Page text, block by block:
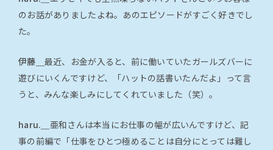
のお話がありましたよね。あのエピソードがすごく好きでし
た。
伊藤＿ 最近、お金が入ると、前に働いていたガールズバーに
遊びにいくんですけど、「ハットの話書いたんだよ」って言
うと、みんな楽しみにしてくれていました（笑）。
haru.＿ 亜和さんは本当にお仕事の幅が広いんですけど、記
事の前編で「仕事をひとつ極めることは自分にとっては難し